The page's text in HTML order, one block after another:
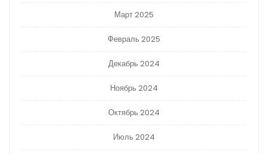
Март 2025
Февраль 2025
Декабрь 2024
Ноябрь 2024
Октябрь 2024
Июль 2024